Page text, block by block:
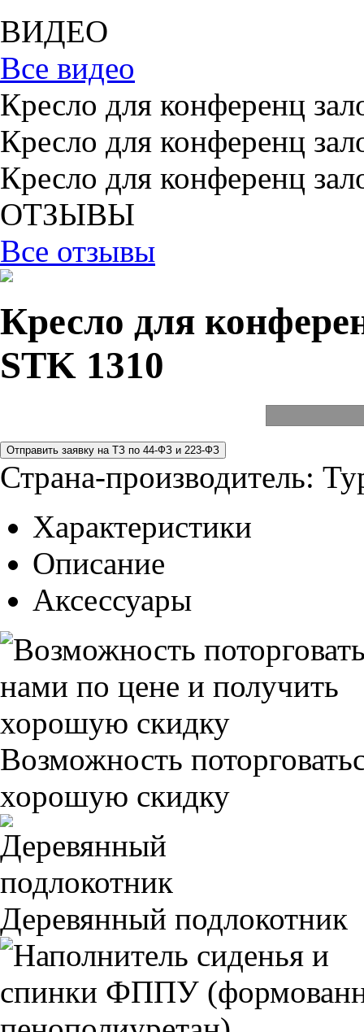
ВИДЕО
Все видео
Кресло для конференц
Кресло для конференц
Кресло для конференц
ОТЗЫВЫ
Все отзывы
Кресло для
STK 1310
Страна-производитель:
Характеристики
Описание
Аксессуары
Возможность
хорошую скидку
Деревянный подлокотник